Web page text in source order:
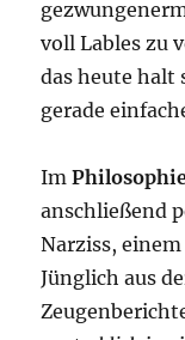
voll Lables zu
das heute halt
gerade
Im
anschließend
Narziss,
Jünglich aus